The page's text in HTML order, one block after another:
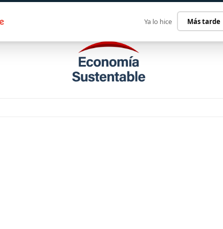
Ya lo hice Más tarde